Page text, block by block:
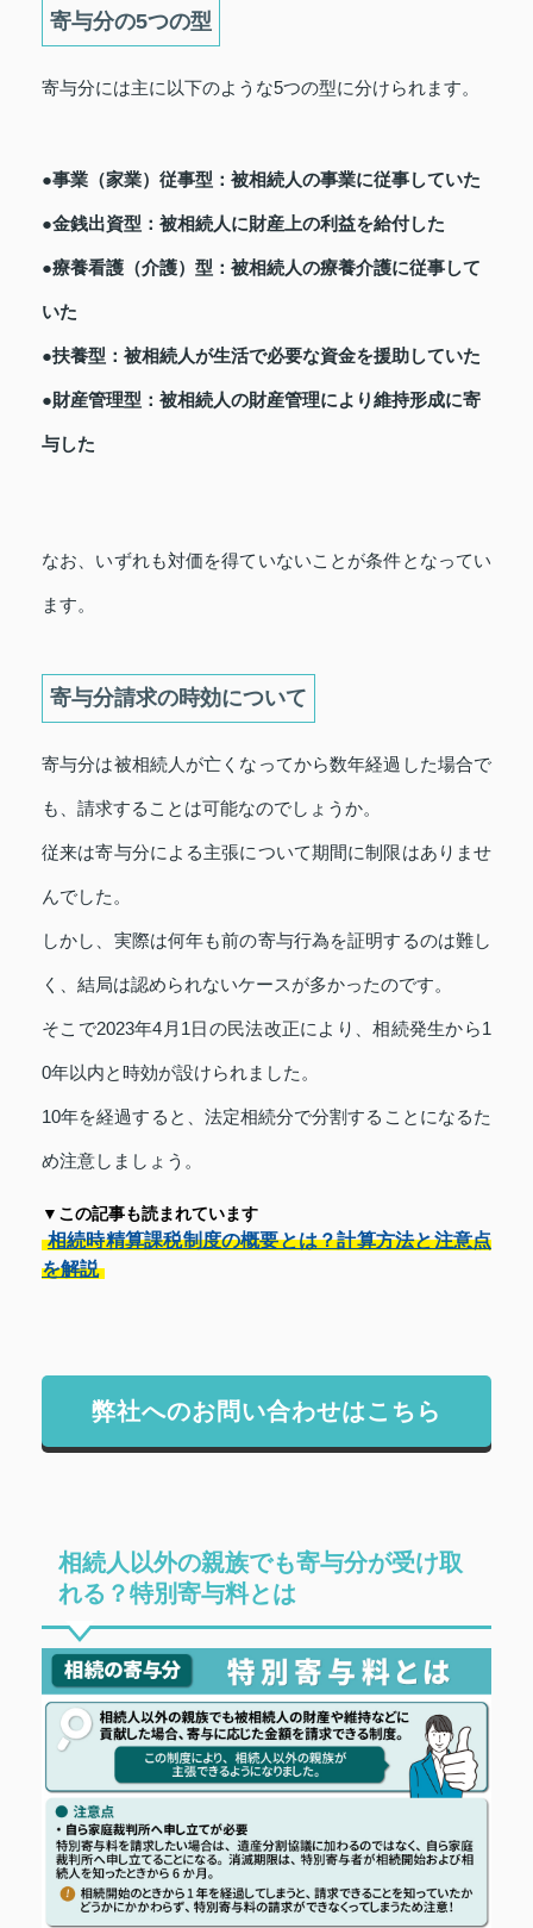
寄与分の5つの型
寄与分には主に以下のような5つの型に分けられます。
●事業（家業）従事型：被相続人の事業に従事していた
●金銭出資型：被相続人に財産上の利益を給付した
●療養看護（介護）型：被相続人の療養介護に従事して
いた
●扶養型：被相続人が生活で必要な資金を援助していた
●財産管理型：被相続人の財産管理により維持形成に寄
与した
なお、いずれも対価を得ていないことが条件となってい
ます。
寄与分請求の時効について
寄与分は被相続人が亡くなってから数年経過した場合で
も、請求することは可能なのでしょうか。
従来は寄与分による主張について期間に制限はありませ
んでした。
しかし、実際は何年も前の寄与行為を証明するのは難し
く、結局は認められないケースが多かったのです。
そこで2023年4月1日の民法改正により、相続発生から1
0年以内と時効が設けられました。
10年を経過すると、法定相続分で分割することになるた
め注意しましょう。
▼この記事も読まれています
相続時精算課税制度の概要とは？計算方法と注意点
を解説
弊社へのお問い合わせはこちら
相続人以外の親族でも寄与分が受け取
れる？特別寄与料とは